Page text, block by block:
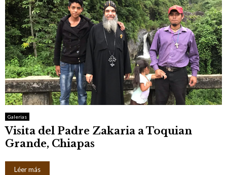
Galerias
Visita del Padre Zakaria a Toquian
Grande, Chiapas
Léer más